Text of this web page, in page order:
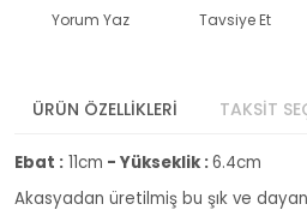
Yorum Yaz Tavsiye Et
ÜRÜN ÖZELLİKLERİ TAKSİT
Ebat : 11cm - Yükseklik :6.4cm
Akasyadan üretilmiş bu şık ve